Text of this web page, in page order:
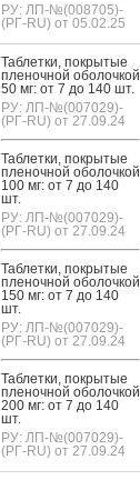
РУ: ЛП-№(008705)-
(РГ-RU) от 05.02.25
Таб­летки, пок­ры­тые
пле­ноч­ной обо­лоч­кой
50 мг: от 7 до 140 шт.
РУ: ЛП-№(007029)-
(РГ-RU) от 27.09.24
Таб­летки, пок­ры­тые
пле­ноч­ной обо­лоч­кой
100 мг: от 7 до 140
шт.
РУ: ЛП-№(007029)-
(РГ-RU) от 27.09.24
Таб­летки, пок­ры­тые
пле­ноч­ной обо­лоч­кой
150 мг: от 7 до 140
шт.
РУ: ЛП-№(007029)-
(РГ-RU) от 27.09.24
Таб­летки, пок­ры­тые
пле­ноч­ной обо­лоч­кой
200 мг: от 7 до 140
шт.
РУ: ЛП-№(007029)-
(РГ-RU) от 27.09.24